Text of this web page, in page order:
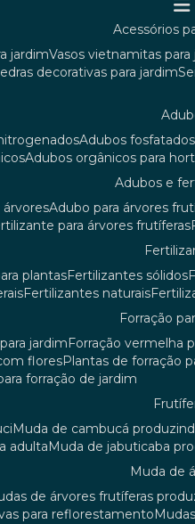
acessórios
jardim vasos vietnamitas
pedras decorativas para jardim
adubos fosfatados
adubos orgânicos para
adubos e
árvores adubo para árvores
para árvores frutíferas
plantas fertilizantes sólidos
fertilizantes naturais
forração
jardim forração vermelha
flores plantas de forração
forração de jardim
muda de cambucá
adulta muda de jabuticaba
muda de
de árvores frutíferas
para reflorestamento